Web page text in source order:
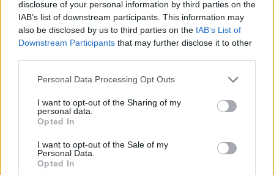
disclosure of your personal information by third parties on the
IAB’s list of downstream participants. This information may
also be disclosed by us to third parties on the IAB’s List of
Downstream Participants that may further disclose it to other
Personal Data Processing Opt Outs
I want to opt-out of the Sharing of my
personal data.
Opted In
I want to opt-out of the Sale of my
Personal Data.
Opted In
Contraccezione - altro
Rivotril (67)
Epilessia
Colesterolo
Omeprazolo (62)
Livial (61)
Ormoni - estrogeni